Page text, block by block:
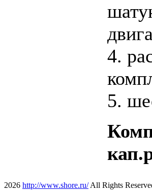
4.
5.
2026 http://www.shore.ru/All Rights